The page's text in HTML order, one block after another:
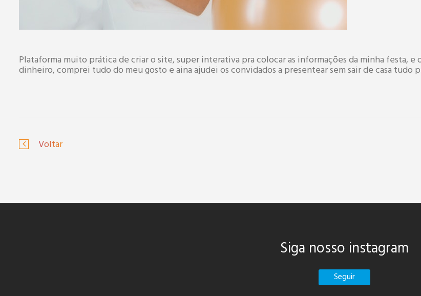
Plataforma muito prática de criar o site, super interativa pra colocar as informações da minha festa,
dinheiro, comprei tudo do meu gosto e aina ajudei os convidados a presentear sem sair de casa
Voltar
Siga nosso instagram
Seguir